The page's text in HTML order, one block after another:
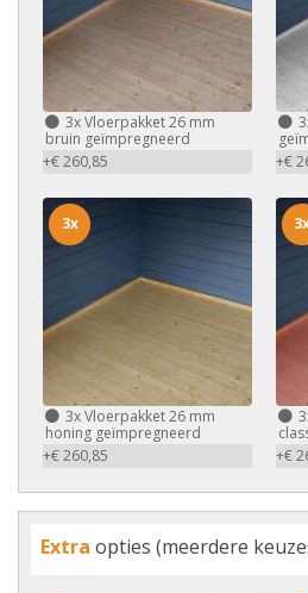
3xVloerpakket 26 mm
bruin geïmpregneerd
+€ 260,85
+€
3xVloerpakket 26 mm
honing geïmpregneerd
+€ 260,85
3x
+€
Extra opties (meerdere